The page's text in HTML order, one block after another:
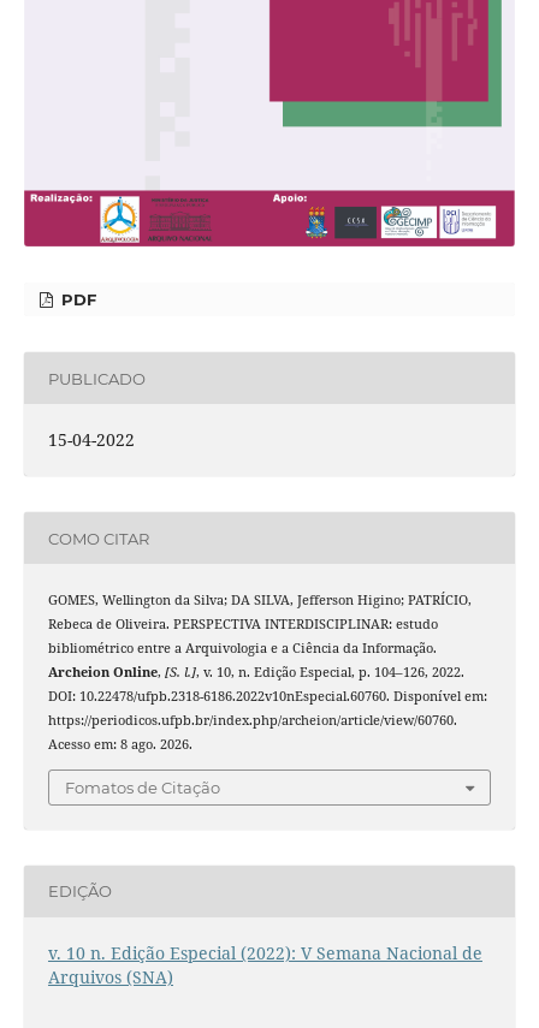
PDF
PUBLICADO
15-04-2022
COMO CITAR
GOMES, Wellington da Silva; DA SILVA, Jefferson Higino; PATRÍCIO,
Rebeca de Oliveira. PERSPECTIVA INTERDISCIPLINAR: estudo
bibliométrico entre a Arquivologia e a Ciência da Informação.
Archeion Online, [S. l.], v. 10, n. Edição Especial, p. 104–126, 2022.
DOI: 10.22478/ufpb.2318-6186.2022v10nEspecial.60760. Disponível em:
https://periodicos.ufpb.br/index.php/archeion/article/view/60760.
Acesso em: 8 ago. 2026.
Fomatos de Citação
EDIÇÃO
v. 10 n. Edição Especial (2022): V Semana Nacional de
Arquivos (SNA)